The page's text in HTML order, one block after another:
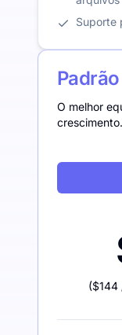
Suporte
Padrão
O melhor
crescimento.
($144